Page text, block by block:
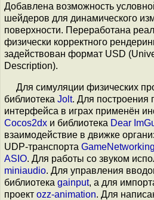
Добавлена возможность
шейдеров для динамического
поверхности. Переработана
физически корректного
задействован формат USD
Description).
Для симуляции физических
библиотека Jolt. Для построения
интерфейса в играх применён
Cocos2dx и библиотека Dear
взаимодействие в движке
UDP-транспорта
ASIO. Для работы со звуком
miniaudio. Для управления
библиотека gainput, а для
проект ozz-animation. Для